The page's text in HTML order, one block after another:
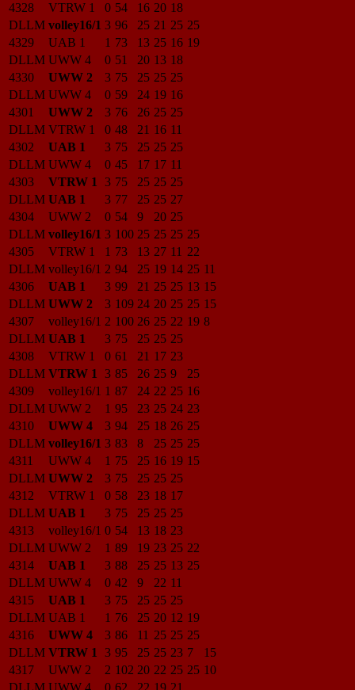
4328
VTRW 1 0 54 16 20 18
DLLM volley16/1 3 96 25 21 25 25
4329
UAB 1 1 73 13 25 16 19
DLLM UWW 4 0 51 20 13 18
4330
UWW 2 3 75 25 25 25
DLLM UWW 4 0 59 24 19 16
4301
UWW 2 3 76 26 25 25
DLLM VTRW 1 0 48 21 16 11
4302
UAB 1 3 75 25 25 25
DLLM UWW 4 0 45 17 17 11
4303
VTRW 1 3 75 25 25 25
DLLM UAB 1 3 77 25 25 27
4304
UWW 2 0 54 9 20 25
DLLM volley16/1 3 100 25 25 25 25
4305
VTRW 1 1 73 13 27 11 22
DLLM volley16/1 2 94 25 19 14 25 11
4306
UAB 1 3 99 21 25 25 13 15
DLLM UWW 2 3 109 24 20 25 25 15
4307
volley16/1 2 100 26 25 22 19 8
DLLM UAB 1 3 75 25 25 25
4308
VTRW 1 0 61 21 17 23
DLLM VTRW 1 3 85 26 25 9
25
4309
volley16/1 1 87 24 22 25 16
DLLM UWW 2 1 95 23 25 24 23
4310
UWW 4 3 94 25 18 26 25
DLLM volley16/1 3 83 8 25 25 25
4311
UWW 4 1 75 25 16 19 15
DLLM UWW 2 3 75 25 25 25
4312
VTRW 1 0 58 23 18 17
DLLM UAB 1 3 75 25 25 25
4313
volley16/1 0 54 13 18 23
DLLM UWW 2 1 89 19 23 25 22
4314
UAB 1 3 88 25 25 13 25
DLLM UWW 4 0 42 9 22 11
4315
UAB 1 3 75 25 25 25
DLLM UAB 1 1 76 25 20 12 19
4316
UWW 4 3 86 11 25 25 25
DLLM VTRW 1 3 95 25 25 23 7
15
4317
UWW 2 2 102 20 22 25 25 10
DLLM UWW 4 0 62 22 19 21